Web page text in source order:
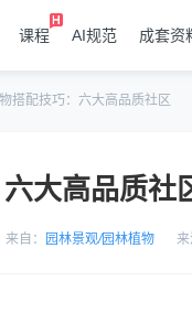
课程 AI规范 成套资
搭配技巧：六大高品质社区
大高品质社
来自： 园林景观/园林植物 来